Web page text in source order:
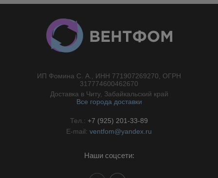
ИП Фомина С. А., ИНН 771907269270, ОГРН
317774600462670
Доставка в Читу, Забайкальский край
Все города доставки
Тел.: +7 (925) 201-33-89
E-mail: ventfom@yandex.ru
Наши соцсети: